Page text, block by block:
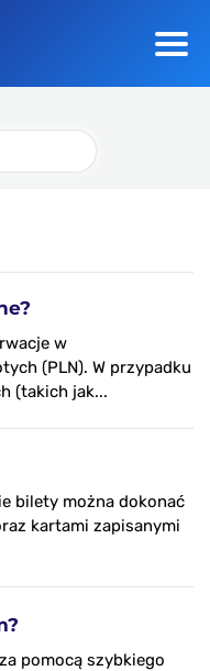
w
(PLN). W przypadku
(takich jak...
bilety można dokonać
kartami zapisanymi
pomocą szybkiego